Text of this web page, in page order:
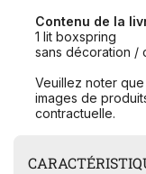
Contenu
1 lit boxspring
sans décoration /
Veuillez noter
images de
contractuelle.